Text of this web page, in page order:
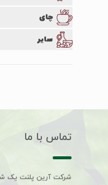
چای
سایر
تماس با ما
شرکت آرین پلنت یک